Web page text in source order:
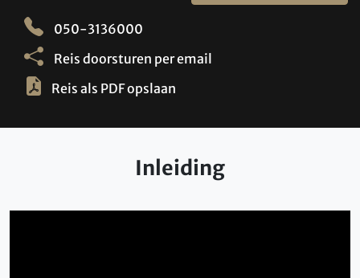
050-3136000
Reis doorsturen per email
Reis als PDF opslaan
Inleiding